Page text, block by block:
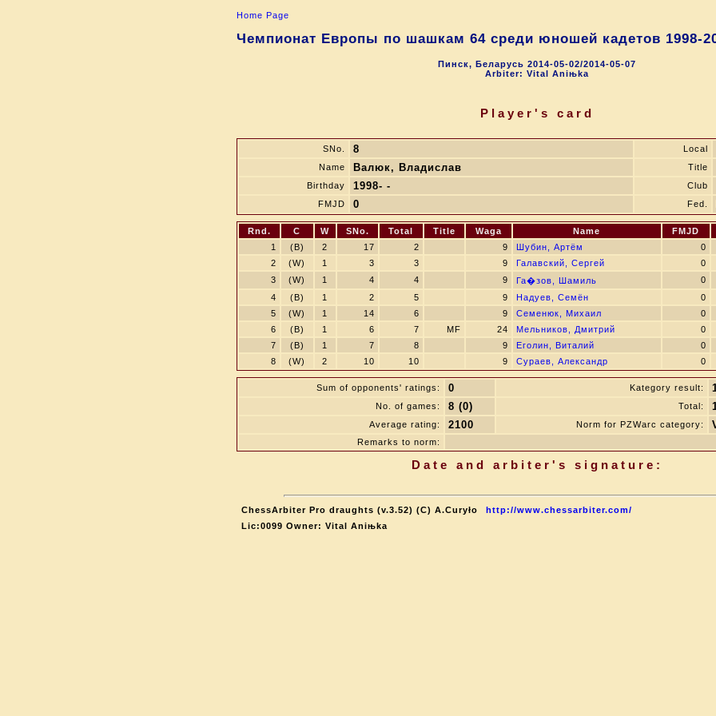
Home Page
Чемпионат Европы по шашкам 64 среди юношей кадетов 1998-
Пинск, Беларусь 2014-05-02/2014-05-07
Arbiter: Vital Aniњka
Player's card
SNo. 8 Local
Name Валюк, Владислав
Title
Birthday
1998- -
Club
FMJD
0 Fed.
Rnd. C W SNo. Total Title Waga Name FMJD
1
(B) 2 17 2 9 Шубин, Артём 0
2
(W) 1 3 3 9 Галавский, Сергей 0
3
(W) 1 4 4 9 Га�зов, Шамиль 0
4
(B) 1 2 5 9 Надуев, Семён 0
5
(W) 1 14 6 9 Семенюк, Михаил 0
6
(B) 1 6 7 MF 24 Мельников, Дмитрий 0
7
(B) 1 7 8 9 Еголин, Виталий 0
8
(W) 2 10 10 9 Сураев, Александр 0
Sum of opponents' ratings: 0 Kategory result:
No. of games: 8 (0) Total:
Average rating: 2100 Norm for PZWarc category:
Remarks to norm:
Date and arbiter's signature:
ChessArbiter Pro draughts (v.3.52) (C) A.Curyło
http://www.chessarbiter.com/
Lic:0099 Owner: Vital Aniњka